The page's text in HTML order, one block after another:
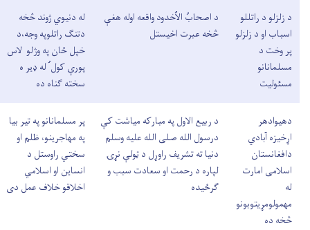
د زلزلو د راتللو
اسباب او د زلزلو
پر وخت د
مسلمانانو
مسئولیت
د اصحابُ الاُخدود واقعه اوله هغې
څخه عبرت اخیستل
له دنيوي ژوند څخه
دتنګ راتلوپه وجه،د
خپل ځان په وژلو لاس
پورې کول ُ له ډیر ه
سخته ګناه ده
دهیوادهر
اړخیزه آبادي
دافغانستان
اسلامی امارت
له
مهمولومړیتوبونو
څخه ده
د ربیع الاول په مبارکه میاشت کې
درسول الله صلی الله علیه وسلم
دنیا ته تشریف راوړل د ټولې نړۍ
لپاره د رحمت او سعادت سبب و
گرځیده
پر مسلمانانو په تیر بیا
په مهاجرینو، ظلم او
سختي راوستل د
انساين او اسلامي
اخلاقو خلاف عمل دی